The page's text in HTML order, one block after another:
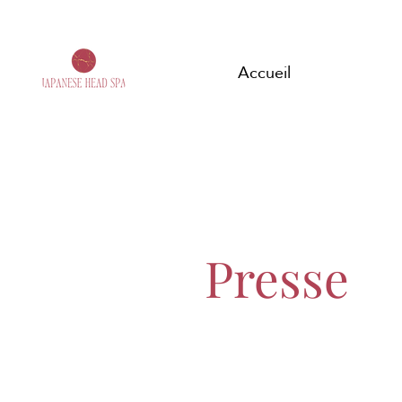
Accueil
Presse